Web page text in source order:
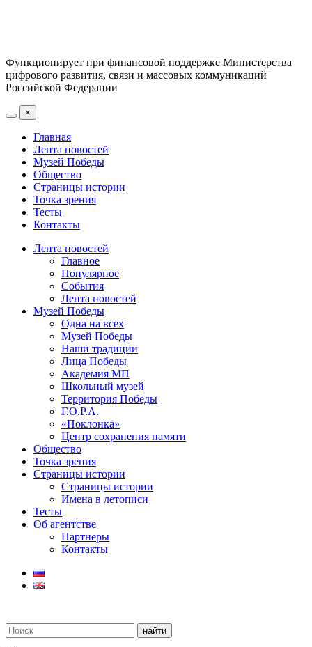
Функционирует при финансовой поддержке Министерства
цифрового развития, связи и массовых коммуникаций
Российской Федерации
×
Главная
Лента новостей
Музей Победы
Общество
Страницы истории
Точка зрения
Тесты
Контакты
Лента новостей
Главное
Популярное
События
Лента новостей
Музей Победы
Одна на всех
Музей Победы
Наши традиции
Лица Победы
Академия МП
Школьный музей
Территория Победы
Г.О.Р.А.
«Поклонка»
Центр сохранения памяти
Общество
Точка зрения
Страницы истории
Страницы истории
Имена в летописи
Тесты
Об агентстве
Партнеры
Контакты